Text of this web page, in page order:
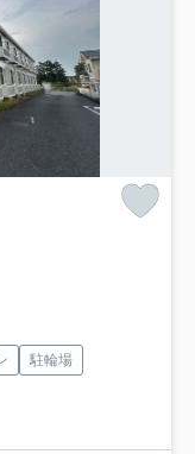
駐輪場